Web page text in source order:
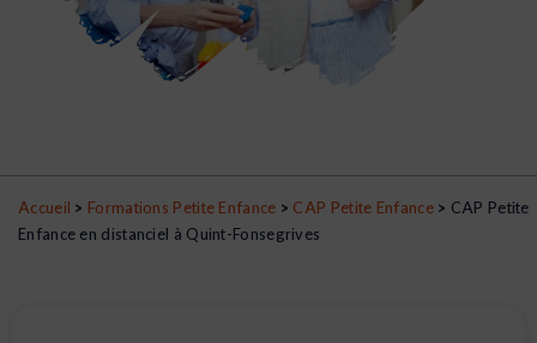
Accueil > Formations Petite Enfance > CAP Petite Enfance> CAP Petite
Enfance en distanciel à Quint-Fonsegrives